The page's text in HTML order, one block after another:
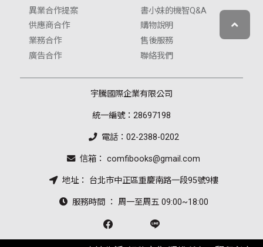
異業合作提案
供應商合作
業務合作
廣告合作
書小妹的機智Q&A
購物說明
售後服務
聯絡我們
宇騰國際企業有限公司
統一編號：28697198
電話：02-2388-0202
信箱： comfibooks@gmail.com
地址： 台北市中正區重慶南路一段95號9樓
服務時間 ： 周一至周五 09:00~18:00